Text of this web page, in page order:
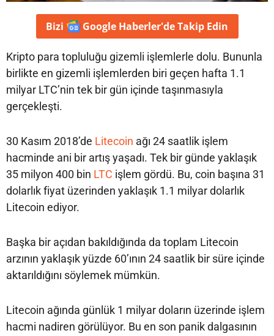
Bizi Google Haberler'deTakip Edin
Kripto para topluluğu gizemli işlemlerle dolu. Bununla
birlikte en gizemli işlemlerden biri geçen hafta 1.1
milyar LTC’nin tek bir gün içinde taşınmasıyla
gerçekleşti.
30 Kasım 2018’de Litecoin ağı 24 saatlik işlem
hacminde ani bir artış yaşadı. Tek bir günde yaklaşık
35 milyon 400 bin LTC işlem gördü. Bu, coin başına 31
dolarlık fiyat üzerinden yaklaşık 1.1 milyar dolarlık
Litecoin ediyor.
Başka bir açıdan bakıldığında da toplam Litecoin
arzının yaklaşık yüzde 60’ının 24 saatlik bir süre içinde
aktarıldığını söylemek mümkün.
Litecoin ağında günlük 1 milyar doların üzerinde işlem
hacmi nadiren görülüyor. Bu en son panik dalgasının